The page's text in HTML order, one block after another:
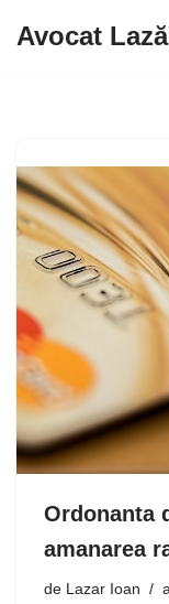
Avocat
Ordonanta
amanarea
de Lazar Ioan